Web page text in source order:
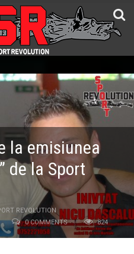
la emisiunea
de la Sport
REVOLUTION
0 COMMENTS 824